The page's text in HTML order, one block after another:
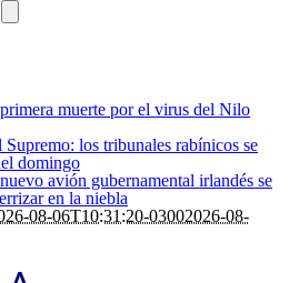
muerte por el virus del Nilo
los tribunales rabínicos se
domingo
avión gubernamental irlandés se
en la niebla
08-06T10:31:20-03002026-08-